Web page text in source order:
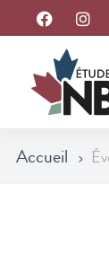
Accueil